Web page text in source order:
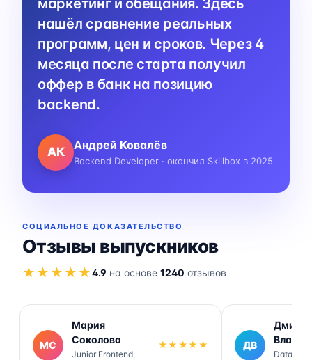
нашёл сравнение реальных
программ, цен и сроков. Через 4
месяца после старта получил
оффер в банк на позицию
backend.
АК Андрей Ковалёв
Backend Developer · окончил Skillbox в 2025
СОЦИАЛЬНОЕ ДОКАЗАТЕЛЬСТВО
Отзывы выпускников
★★★★★4.9 на основе 1240 отзывов
МС
Мария
Соколова
Junior Frontend,
★★★★★ ДВ
Власов
Data